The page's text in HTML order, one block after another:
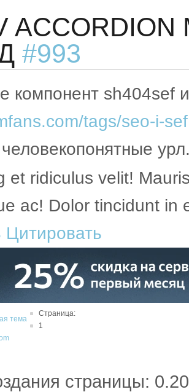
#993
компонент sh404sef
tags/seo-i-
et ridiculus velit!
ac! Dolor tincidunt in
Цитировать
тема
Страница:
1
страницы: